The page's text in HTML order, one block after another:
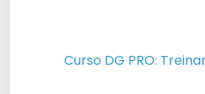
Curso DG PRO: